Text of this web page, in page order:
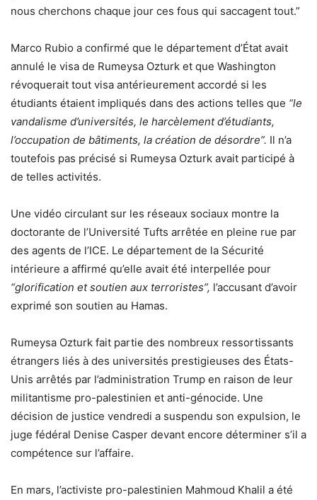
nous cherchons chaque jour ces fous qui saccagent tout.”
Marco Rubio a confirmé que le département d’État avait
annulé le visa de Rumeysa Ozturk et que Washington
révoquerait tout visa antérieurement accordé si les
étudiants étaient impliqués dans des actions telles que “le
vandalisme d’universités, le harcèlement d’étudiants,
l’occupation de bâtiments, la création de désordre”. Il n’a
toutefois pas précisé si Rumeysa Ozturk avait participé à
de telles activités.
Une vidéo circulant sur les réseaux sociaux montre la
doctorante de l’Université Tufts arrêtée en pleine rue par
des agents de l’ICE. Le département de la Sécurité
intérieure a affirmé qu’elle avait été interpellée pour
“glorification et soutien aux terroristes”, l’accusant d’avoir
exprimé son soutien au Hamas.
Rumeysa Ozturk fait partie des nombreux ressortissants
étrangers liés à des universités prestigieuses des États-
Unis arrêtés par l’administration Trump en raison de leur
militantisme pro-palestinien et anti-génocide. Une
décision de justice vendredi a suspendu son expulsion, le
juge fédéral Denise Casper devant encore déterminer s’il a
compétence sur l’affaire.
En mars, l’activiste pro-palestinien Mahmoud Khalil a été